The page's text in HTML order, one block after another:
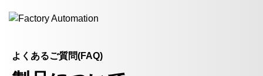
よくあるご質問(FAQ)